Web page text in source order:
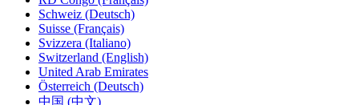
Schweiz (Deutsch)
Suisse (Français)
Svizzera (Italiano)
Switzerland (English)
United Arab Emirates
Österreich (Deutsch)
中国 (中文)